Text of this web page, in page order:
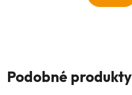
Podobné produkty